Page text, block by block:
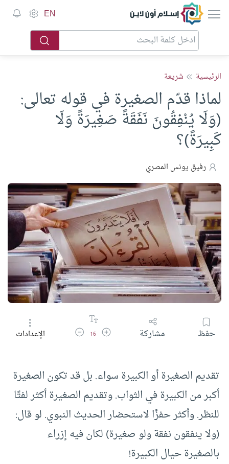
إسلام أون لاين EN
الرئيسية شريعة
لماذا قدّم الصغيرة في قوله تعالى:
(وَلَا يُنْفِقُونَ نَفَقَةً صَغِيرَةً وَلَا
كَبِيرَةً)؟
رفيق يونس المصري
حفظ مشاركة زيادة حجم الخط
16 تقليل حجم الخطالإعدادات
تقديم الصغيرة أو الكبيرة سواء. بل قد تكون الصغيرة
أكبر من الكبيرة في الثواب. وتقديم الصغيرة أكثر لفتًا
للنظر. وأكثر حفزًا لاستحضار الحديث النبوي. لو قال:
(ولا ينفقون نفقة ولو صغيرة) لكان فيه إزراء
بالصغيرة حيال الكبيرة!